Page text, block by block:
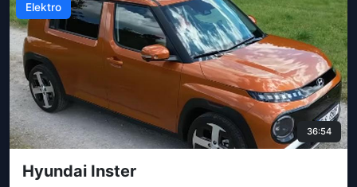
Elektro
36:54
Hyundai Inster